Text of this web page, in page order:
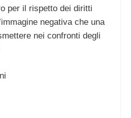
per il rispetto dei diritti
negativa che una
nei confronti degli